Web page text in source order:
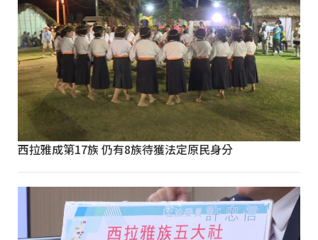
西拉雅成第17族 仍有8族待獲法定原民身分